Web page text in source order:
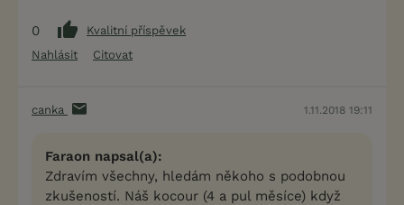
0
Kvalitní příspěvek
Nahlásit
Citovat
canka 1.11.2018 19:11
Faraon napsal(a):
Zdravím všechny, hledám někoho s podobnou
zkušeností. Náš kocour (4 a pul měsíce) když